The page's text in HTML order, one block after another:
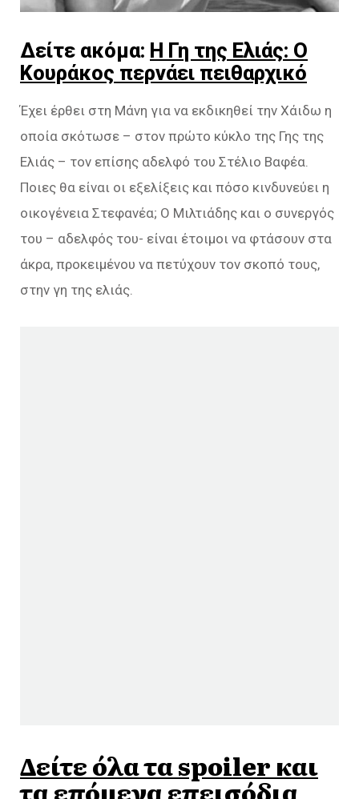
Δείτε ακόμα: Η Γη της Ελιάς: Ο
Κουράκος περνάει πειθαρχικό
Έχει έρθει στη Μάνη για να εκδικηθεί την Χάιδω η
οποία σκότωσε – στον πρώτο κύκλο της Γης της
Ελιάς – τον επίσης αδελφό του Στέλιο Βαφέα.
Ποιες θα είναι οι εξελίξεις και πόσο κινδυνεύει η
οικογένεια Στεφανέα; Ο Μιλτιάδης και ο συνεργός
του – αδελφός του- είναι έτοιμοι να φτάσουν στα
άκρα, προκειμένου να πετύχουν τον σκοπό τους,
στην γη της ελιάς.
Δείτε όλα τα spoiler και
τα επόμενα επεισόδια